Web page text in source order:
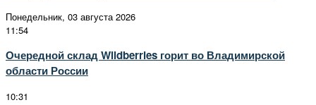
Понедельник, 03 августа 2026
11:54
Очередной склад Wildberries горит во Владимирской
области России
10:31